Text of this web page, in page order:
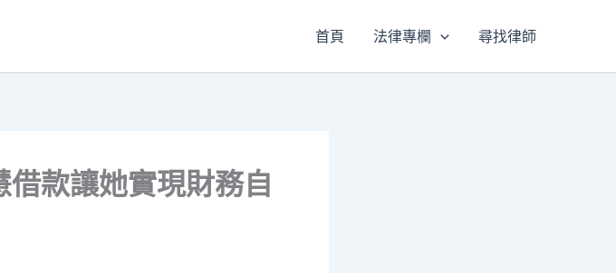
首頁 法律專欄 尋找律師
款讓她實現財務自